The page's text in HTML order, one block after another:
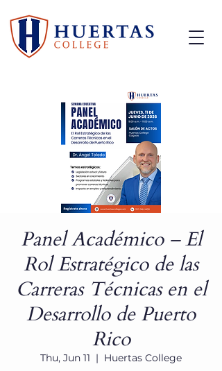
Panel Académico – El
Rol Estratégico de las
Carreras Técnicas en el
Desarrollo de Puerto
Rico
Thu, Jun 11
  |
Huertas College